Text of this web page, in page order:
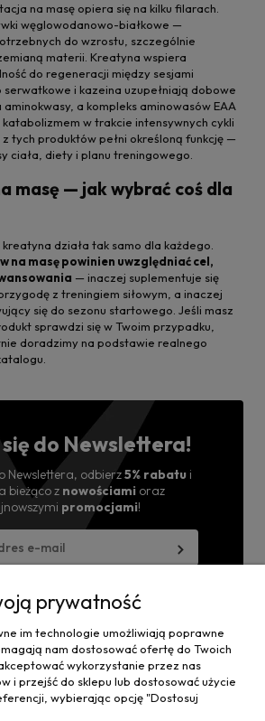
na masę opiera się na kilku filarach.
węglowodanowo-białkowe —
do wzrostu, szczególnie
materii. Kreatyna wspiera
do regeneracji między sesjami
serwatkowe i kazeina uzupełniają dobowe
a kompleks aminowasów EAA
w trakcie intensywnych cykli
tych produktów pełni określoną funkcję —
ciała, diety i planu treningowego.
masę — jak wybrać coś dla
działa tak samo dla każdego.
na masę powinien uwzględniać cel,
— inaczej suplementuje się
z treningiem siłowym, a inaczej
się do sezonu startowego. Jeśli masz
sprawdzi się w Twoim przypadku,
doradzimy na podstawie realnego
do Newslettera!
Newslettera, odbierz5% rabatu i
bieżąco z nowościami oraz
promocjami!
prywatność
im technologie umożliwiają poprawne
nam dostosować ofertę do Twoich
wykorzystanie przez nas
i przejść do sklepu lub dostosować użycie
wybierając opcję "Dostosuj